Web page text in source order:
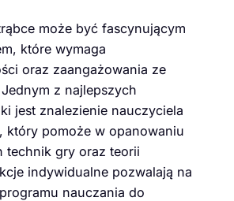
może być fascynującym
które wymaga
oraz zaangażowania ze
z najlepszych
jest znalezienie nauczyciela
który pomoże w opanowaniu
technik gry oraz teorii
indywidualne pozwalają na
nauczania do